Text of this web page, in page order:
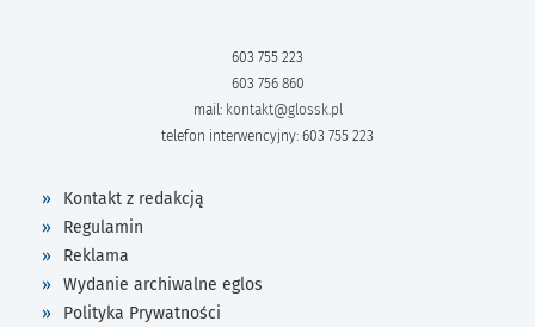
603 755 223
603 756 860
mail: kontakt@glossk.pl
telefon interwencyjny: 603 755 223
Kontakt z redakcją
Regulamin
Reklama
Wydanie archiwalne eglos
Polityka Prywatności